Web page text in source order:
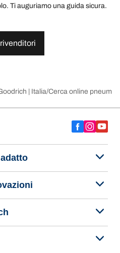
Ti auguriamo una guida sicura.
| Italia Cerca online